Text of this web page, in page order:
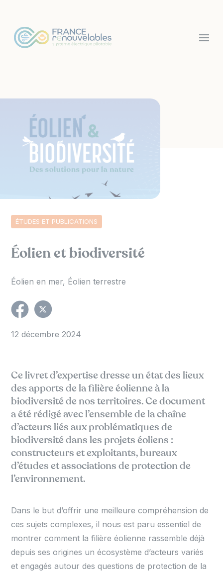
ÉTUDES ET PUBLICATIONS
Éolien et biodiversité
Éolien en mer Éolien terrestre
12 décembre 2024
Ce livret d’expertise dresse un état des lieux
des apports de la filière éolienne à la
biodiversité de nos territoires. Ce document
a été rédigé avec l’ensemble de la chaîne
d’acteurs liés aux problématiques de
biodiversité dans les projets éoliens :
constructeurs et exploitants, bureaux
d’études et associations de protection de
l’environnement.
Dans le but d’offrir une meilleure compréhension de
ces sujets complexes, il nous est paru essentiel de
montrer comment la filière éolienne rassemble déjà
depuis ses origines un écosystème d’acteurs variés
et engagés autour des questions de protection de la